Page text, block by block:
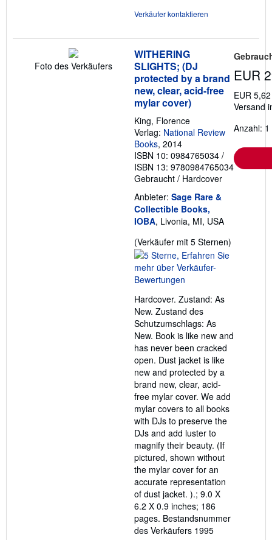
Verkäufer kontaktieren
Foto des Verkäufers
WITHERING
SLIGHTS; (DJ
protected by a brand
new, clear, acid-free
mylar cover)
King, Florence
Verlag: National Review
Books, 2014
ISBN 10: 0984765034 /
ISBN 13: 9780984765034
Gebraucht / Hardcover
Anbieter: Sage Rare &
Collectible Books,
IOBA, Livonia, MI, USA
(Verkäufer mit 5 Sternen)
Hardcover. Zustand: As
New. Zustand des
Schutzumschlags: As
New. Book is like new and
has never been cracked
open. Dust jacket is like
new and protected by a
brand new, clear, acid-
free mylar cover. We add
mylar covers to all books
with DJs to preserve the
DJs and add luster to
magnify their beauty. (If
pictured, shown without
the mylar cover for an
accurate representation
of dust jacket. ).; 9.0 X
6.2 X 0.9 inches; 186
pages. Bestandsnummer
des Verkäufers 1995
EUR
EUR
Versand
Anzahl: